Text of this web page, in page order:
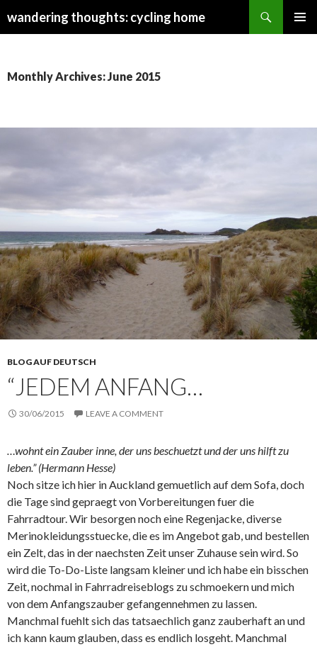
wandering thoughts: cycling home
Monthly Archives: June 2015
BLOG AUF DEUTSCH
“JEDEM ANFANG…
30/06/2015 LEAVE A COMMENT
…wohnt ein Zauber inne, der uns beschuetzt und der uns hilft zu
leben.” (Hermann Hesse)
Noch sitze ich hier in Auckland gemuetlich auf dem Sofa, doch
die Tage sind gepraegt von Vorbereitungen fuer die
Fahrradtour. Wir besorgen noch eine Regenjacke, diverse
Merinokleidungsstuecke, die es im Angebot gab, und bestellen
ein Zelt, das in der naechsten Zeit unser Zuhause sein wird. So
wird die To-Do-Liste langsam kleiner und ich habe ein bisschen
Zeit, nochmal in Fahrradreiseblogs zu schmoekern und mich
von dem Anfangszauber gefangennehmen zu lassen.
Manchmal fuehlt sich das tatsaechlich ganz zauberhaft an und
ich kann kaum glauben, dass es endlich losgeht. Manchmal